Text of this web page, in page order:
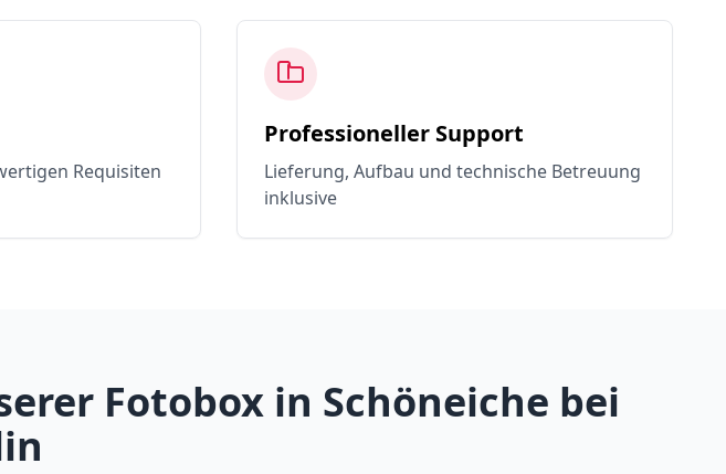
Requisiten
Professioneller Support
Lieferung, Aufbau und technische Betreuung
inklusive
Fotobox in Schöneiche bei